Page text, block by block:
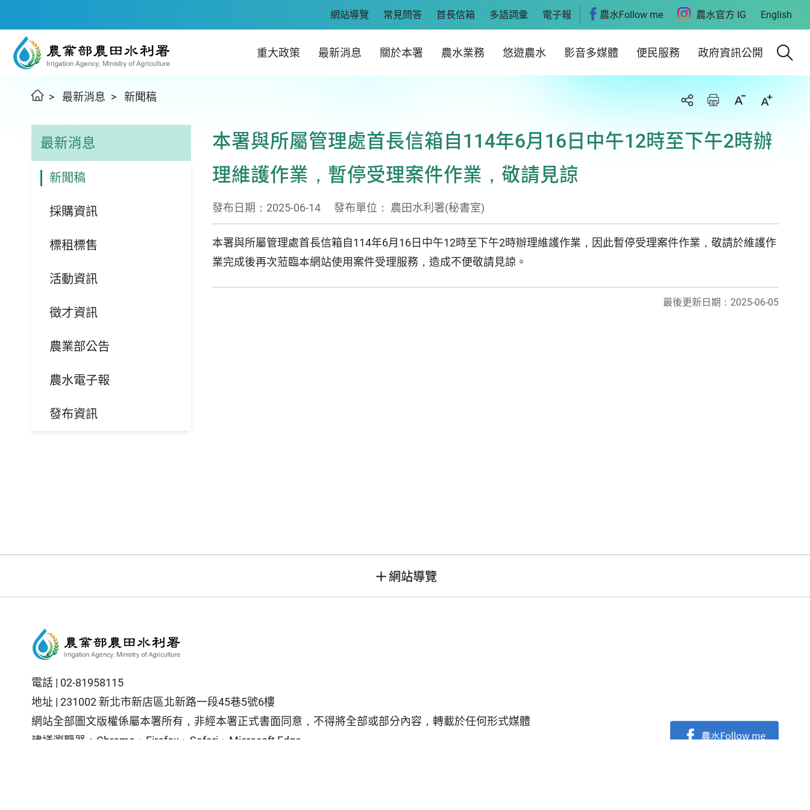
網站導覽 常見問答 首長信箱 多語詞彙 電子報 農水Follow me 農水官方 IG English
重大政策 最新消息 關於本署 農水業務 悠遊農水 影音多媒體 便民服務 政府資訊公開
最新消息 新聞稿
最新消息
新聞稿
採購資訊
標租標售
活動資訊
徵才資訊
農業部公告
農水電子報
發布資訊
本署與所屬管理處首長信箱自114年6月16日中午12時至下午2時辦
理維護作業，暫停受理案件作業，敬請見諒
發布日期：2025-06-14 發布單位： 農田水利署(秘書室)
本署與所屬管理處首長信箱自114年6月16日中午12時至下午2時辦理維護作業，因此暫停受理案件作業，敬請於維護作
業完成後再次蒞臨本網站使用案件受理服務，造成不便敬請見諒。
最後更新日期：2025-06-05
網站導覽
電話 | 02-81958115
地址 | 231002 新北市新店區北新路一段45巷5號6樓
網站全部圖文版權係屬本署所有，非經本署正式書面同意，不得將全部或部分內容，轉載於任何形式媒體
建議瀏覽器：Chrome、Firefox、Safari、Microsoft Edge